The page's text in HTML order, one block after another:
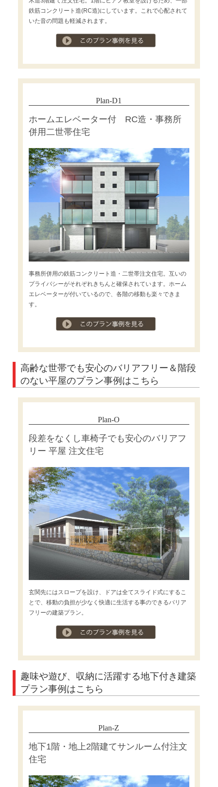
鉄筋コンクリート造(RC造)にしています。これで心配されて
いた音の問題も軽減されます。
Plan-D1
ホームエレベーター付 RC造・事務所
併用二世帯住宅
事務所併用の鉄筋コンクリート造・二世帯注文住宅。互いの
プライバシーがそれぞれきちんと確保されています。ホーム
エレベーターが付いているので、各階の移動も楽々できま
す。
高齢な世帯でも安心のバリアフリー＆階段
のない平屋のプラン事例はこちら
Plan-O
段差をなくし車椅子でも安心のバリアフ
リー 平屋 注文住宅
玄関先にはスロープを設け、ドアは全てスライド式にするこ
とで、移動の負担が少なく快適に生活する事のできるバリア
フリーの建築プラン。
趣味や遊び、収納に活躍する地下付き建築
プラン事例はこちら
Plan-Z
地下1階・地上2階建てサンルーム付注文
住宅